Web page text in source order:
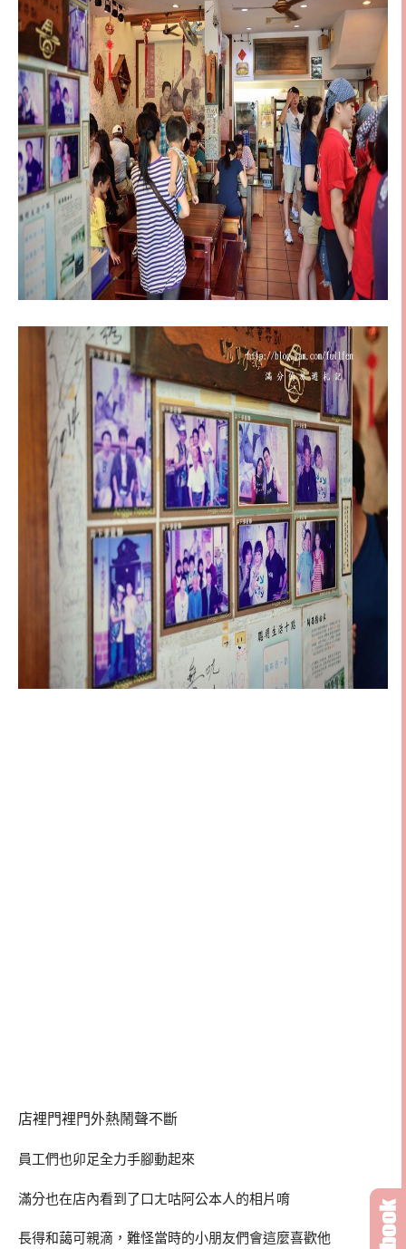
店裡門裡門外熱鬧聲不斷
員工們也卯足全力手腳動起來
滿分也在店內看到了口ㄤ咕阿公本人的相片唷
長得和藹可親滴，難怪當時的小朋友們會這麼喜歡他